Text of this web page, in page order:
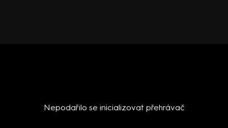
Nepodařilo se inicializovat přehrávač